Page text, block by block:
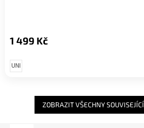
1 499 Kč
UNI
ZOBRAZIT VŠECHNY